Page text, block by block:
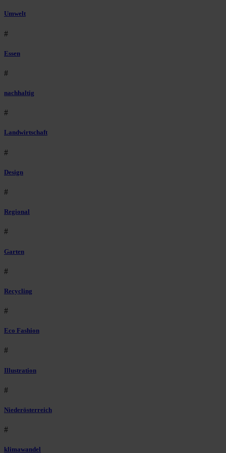
Umwelt
#
Essen
#
nachhaltig
#
Landwirtschaft
#
Design
#
Regional
#
Garten
#
Recycling
#
Eco Fashion
#
Illustration
#
Niederösterreich
#
klimawandel